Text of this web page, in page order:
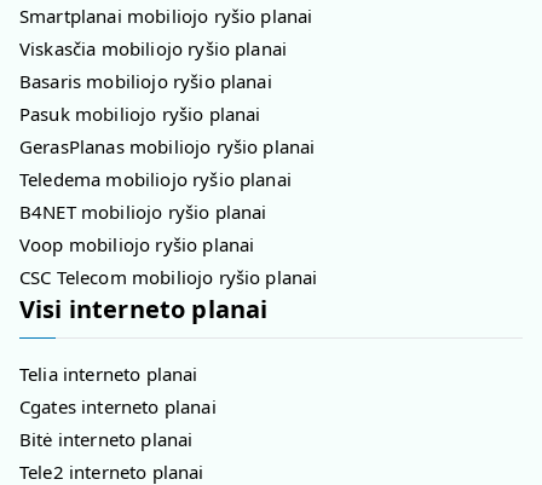
Smartplanai mobiliojo ryšio planai
Viskasčia mobiliojo ryšio planai
Basaris mobiliojo ryšio planai
Pasuk mobiliojo ryšio planai
GerasPlanas mobiliojo ryšio planai
Teledema mobiliojo ryšio planai
B4NET mobiliojo ryšio planai
Voop mobiliojo ryšio planai
CSC Telecom mobiliojo ryšio planai
Visi interneto planai
Telia interneto planai
Cgates interneto planai
Bitė interneto planai
Tele2 interneto planai